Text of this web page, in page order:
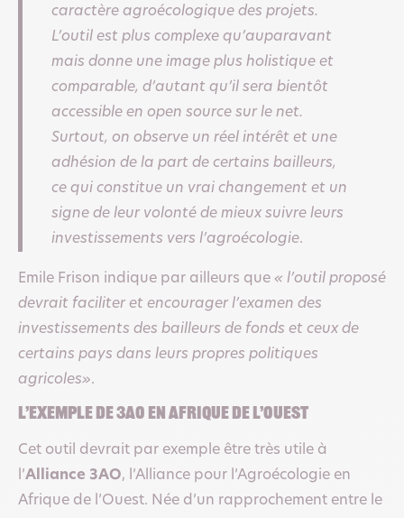
caractère agroécologique des projets.
L’outil est plus complexe qu’auparavant
mais donne une image plus holistique et
comparable, d’autant qu’il sera bientôt
accessible en open source sur le net.
Surtout, on observe un réel intérêt et une
adhésion de la part de certains bailleurs,
ce qui constitue un vrai changement et un
signe de leur volonté de mieux suivre leurs
investissements vers l’agroécologie.
Emile Frison indique par ailleurs que « l’outil proposé
devrait faciliter et encourager l’examen des
investissements des bailleurs de fonds et ceux de
certains pays dans leurs propres politiques
agricoles».
L’exemple de 3AO en Afrique de l’Ouest
Cet outil devrait par exemple être très utile à
l’Alliance 3AO, l’Alliance pour l’Agroécologie en
Afrique de l’Ouest. Née d’un rapprochement entre le